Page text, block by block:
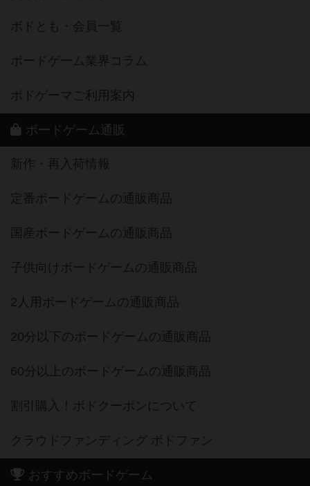
ボドとも・会員一覧
ボードゲーム業界コラム
ボドゲーマご利用案内
ボードゲーム通販
新作・再入荷情報
定番ボードゲームの通販商品
国産ボードゲームの通販商品
子供向けボードゲームの通販商品
2人用ボードゲームの通販商品
20分以下のボードゲームの通販商品
60分以上のボードゲームの通販商品
割引購入！ボドクーポンについて
クラウドファンディング ボドファン
おすすめボードゲーム